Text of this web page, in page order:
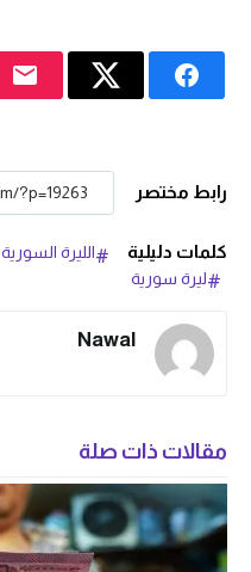
رابط مختصر
كلمات دليلية الليرة السورية
ليرة سورية
Nawal
مقالات ذات صلة